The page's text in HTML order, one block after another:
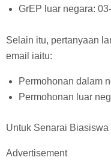
GrEP luar negara:
Selain itu, pertanyaan
email iaitu:
Permohonan dalam
Permohonan luar
Untuk Senarai Biasiswa
Advertisement